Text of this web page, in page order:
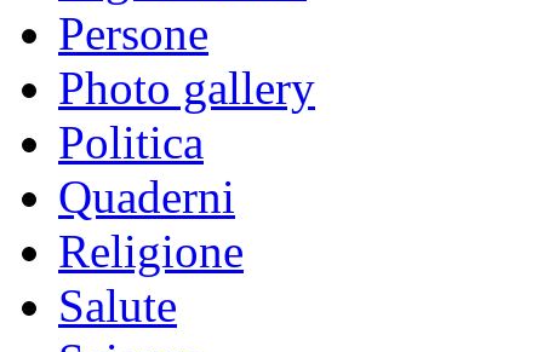
Persone
Photo gallery
Politica
Quaderni
Religione
Salute